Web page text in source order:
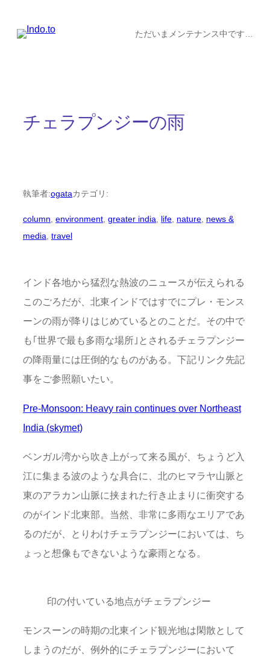
ただいまメンテナンス中です…
チェラプンジーの雨
執筆者:ogataカテゴリ:
column environment greater india life nature news &
media travel
インド各地から猛烈な熱波のニュースが伝えられる
このごろだが、北東インドではすでにプレ・モンス
ーンの雨が降りはじめているとのことだ。その中で
も｢世界で最も多雨な場所｣とされるチェラプンジー
の降雨量には圧倒的なものがある。下記リンク先記
事をご参照願いたい。
Pre-Monsoon: Heavy rain continues over Northeast
India (skymet)
ベンガル湾から吹き上がって来る風が、ちょうど入
江に集まる波のような具合に、北のヒマラヤ山脈と
東のアラカン山脈に挟まれた行き止まりに衝突する
のがインド北東部。当然、非常に多雨なエリアであ
るのだが、とりわけチェラプンジーにおいては、ち
ょっと想像もできないような豪雨となる。
印の付いている地点がチェラプンジー
モンスーンの時期の北東インド観光地は閑散として
しまうのだが、例外的にチェラプンジーにおいて